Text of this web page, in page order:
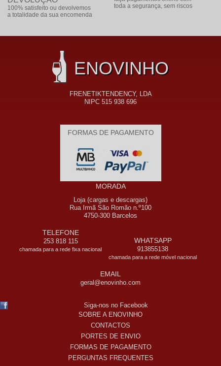
100% satisfeito ou devolvemos
a totalidade da sua encomenda
toda a segurança, sem riscos
ENOVINHO
FRENETIKTENDENCY, LDA
NIPC 515 938 696
FORMAS DE PAGAMENTO
MORADA
Loja (cargas e descargas)
Rua Irmã São Romão n.º100
4750-300 Barcelos
TELEFONE
253 818 115
chamada para a rede fixa nacional
WHATSAPP
913855138
chamada para a rede móvel nacional
EMAIL
geral@enovinho.com
Siga-nos no Facebook
SOBRE A ENOVINHO
CONTACTOS
PORTES DE ENVIO
FORMAS DE PAGAMENTO
PERGUNTAS FREQUENTES